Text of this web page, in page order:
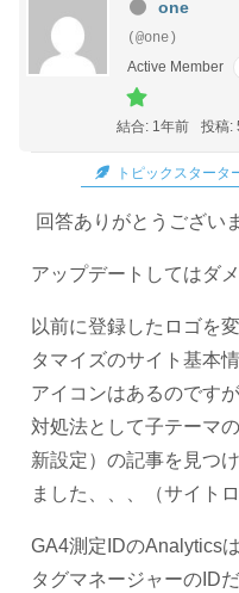
one
(@one)
Active Member
結合: 1年前 投稿:
トピックスタータ
回答ありがとうござい
アップデートしてはダ
以前に登録したロゴを
タマイズのサイト基本
アイコンはあるのです
対処法として子テーマ
新設定）の記事を見つ
ました、、、（サイト
GA4測定IDのAnalytics
タグマネージャーのID